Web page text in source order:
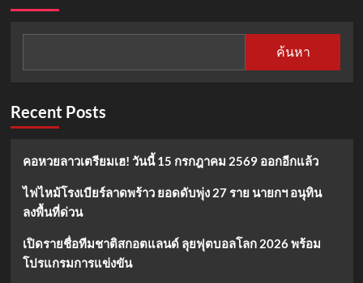
ค้นหา
Recent Posts
คอหวยลาวเตรียมเฮ! วันนี้ 15 กรกฎาคม 2569 ออกอีกแล้ว
ไฟไหม้โรงเบียร์ลาดพร้าว ยอดดับพุ่ง 27 ราย นายกฯ อนุทิน
ลงพื้นที่ด่วน
เปิดรายชื่อทีมชาติสกอตแลนด์ ลุยฟุตบอลโลก 2026 พร้อม
โปรแกรมการแข่งขัน